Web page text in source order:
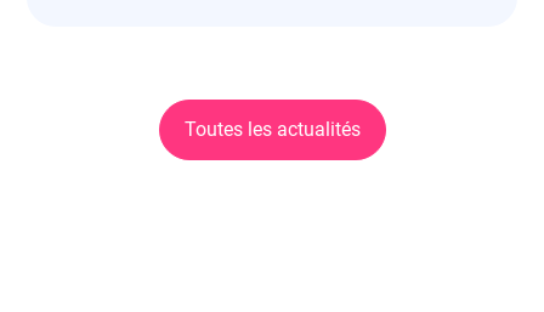
Toutes les actualités